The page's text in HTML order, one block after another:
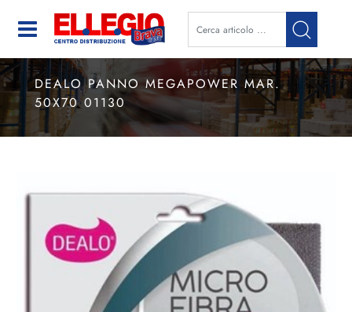
Open
DEALO PANNO MEGAPOWER MAR.
50X70 01130